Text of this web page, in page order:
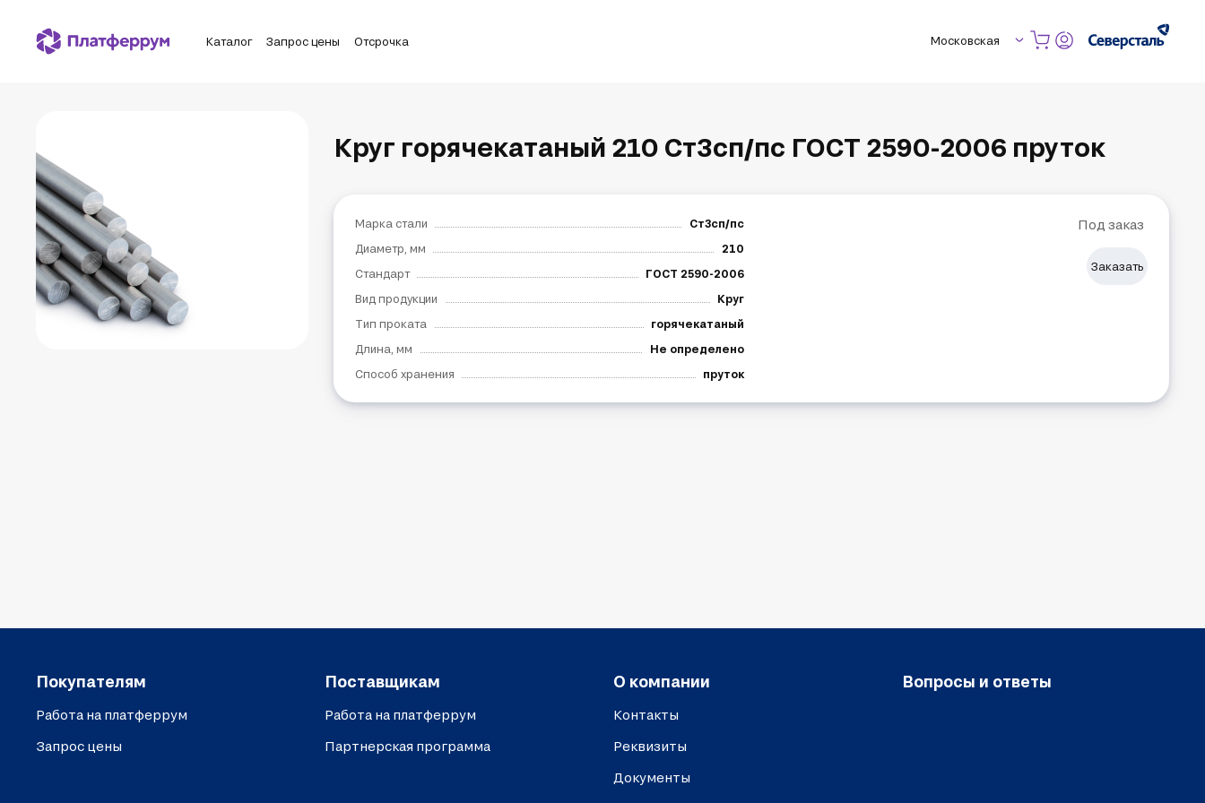
Каталог Запрос цены Отсрочка Московская
Круг горячекатаный 210 Ст3сп/пс ГОСТ 2590-2006 пруток
Под заказ
Заказать
Марка стали
Ст3сп/пс
Диаметр, мм
210
Стандарт
ГОСТ 2590-2006
Вид продукции
Круг
Тип проката
горячекатаный
Длина, мм
Не определено
Способ хранения
пруток
Покупателям
Работа на платферрум
Запрос цены
Поставщикам
Работа на платферрум
Партнерская программа
О компании
Контакты
Реквизиты
Документы
Вопросы и ответы